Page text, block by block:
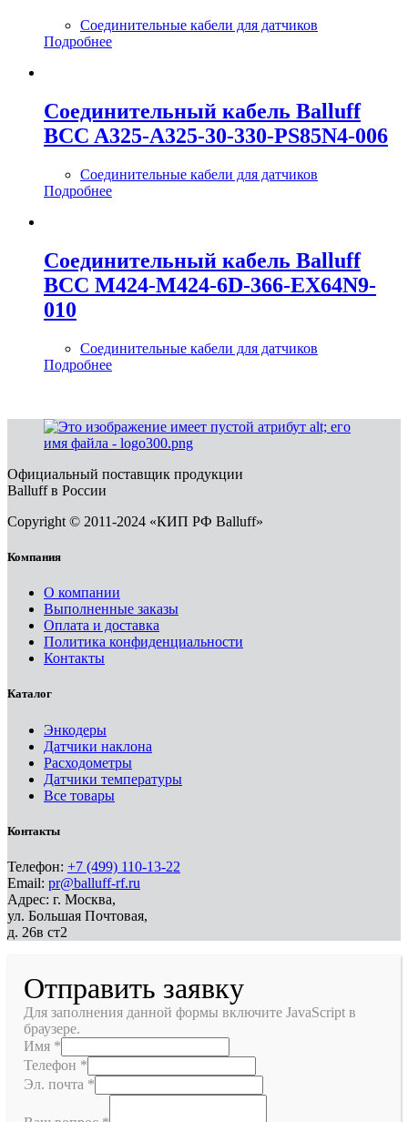
Соединительные кабели для датчиков
Подробнее
Соединительный кабель Balluff
BCC A325-A325-30-330-PS85N4-006
Соединительные кабели для датчиков
Подробнее
Соединительный кабель Balluff
BCC M424-M424-6D-366-EX64N9-
010
Соединительные кабели для датчиков
Подробнее
Официальный поставщик продукции
Balluff в России
Copyright © 2011-2024 «КИП РФ Balluff»
Компания
О компании
Выполненные заказы
Оплата и доставка
Политика конфиденциальности
Контакты
Каталог
Энкодеры
Датчики наклона
Расходометры
Датчики температуры
Все товары
Контакты
Телефон: +7 (499) 110-13-22
Email: pr@balluff-rf.ru
Адрес: г. Москва,
ул. Большая Почтовая,
д. 26в ст2
Отправить заявку
Для заполнения данной формы включите JavaScript в
браузере.
Имя *
Телефон *
Эл. почта *